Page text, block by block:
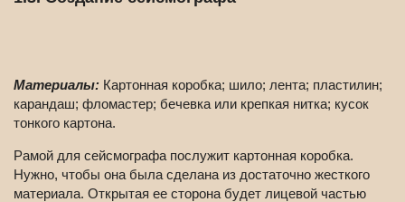
Материалы: Картонная коробка; шило; лента; пластилин;
карандаш; фломастер; бечевка или крепкая нитка; кусок
тонкого картона.
Рамой для сейсмографа послужит картонная коробка.
Нужно, чтобы она была сделана из достаточно жесткого
материала. Открытая ее сторона будет лицевой частью